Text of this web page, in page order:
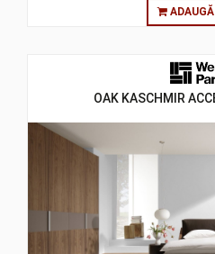
OAK KASCHMIR